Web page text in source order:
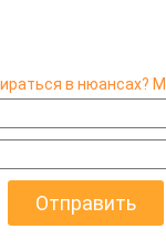
в нюансах?